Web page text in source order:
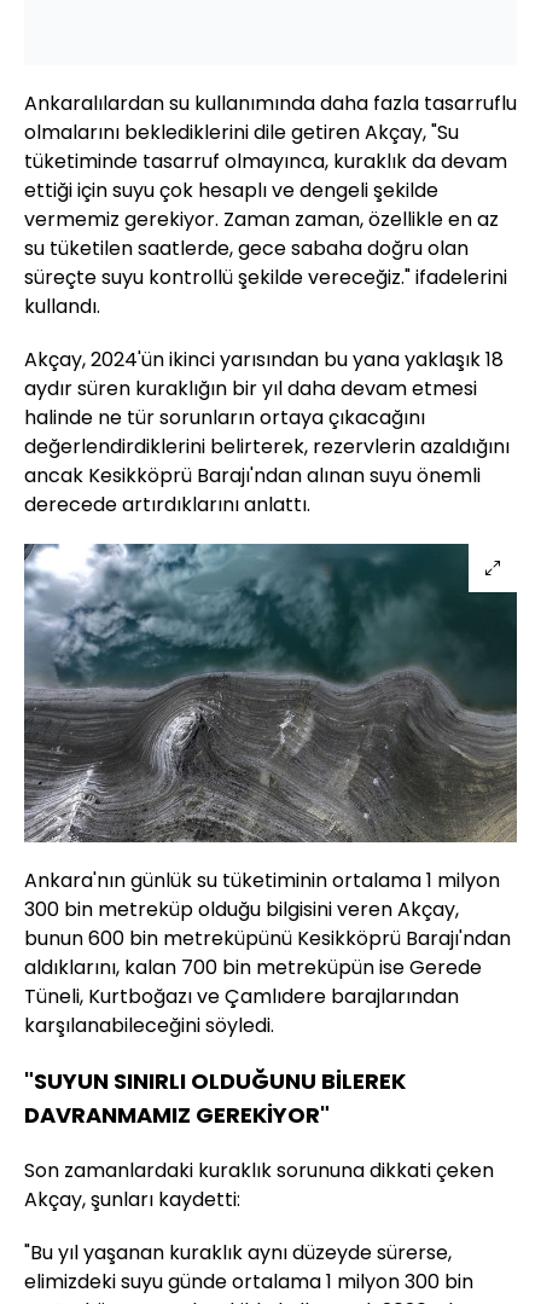
Ankaralılardan su kullanımında daha fazla tasarruflu
olmalarını beklediklerini dile getiren Akçay, "Su
tüketiminde tasarruf olmayınca, kuraklık da devam
ettiği için suyu çok hesaplı ve dengeli şekilde
vermemiz gerekiyor. Zaman zaman, özellikle en az
su tüketilen saatlerde, gece sabaha doğru olan
süreçte suyu kontrollü şekilde vereceğiz." ifadelerini
kullandı.
Akçay, 2024'ün ikinci yarısından bu yana yaklaşık 18
aydır süren kuraklığın bir yıl daha devam etmesi
halinde ne tür sorunların ortaya çıkacağını
değerlendirdiklerini belirterek, rezervlerin azaldığını
ancak Kesikköprü Barajı'ndan alınan suyu önemli
derecede artırdıklarını anlattı.
Ankara'nın günlük su tüketiminin ortalama 1 milyon
300 bin metreküp olduğu bilgisini veren Akçay,
bunun 600 bin metreküpünü Kesikköprü Barajı'ndan
aldıklarını, kalan 700 bin metreküpün ise Gerede
Tüneli, Kurtboğazı ve Çamlıdere barajlarından
karşılanabileceğini söyledi.
"SUYUN SINIRLI OLDUĞUNU BİLEREK
DAVRANMAMIZ GEREKİYOR"
Son zamanlardaki kuraklık sorununa dikkati çeken
Akçay, şunları kaydetti:
"Bu yıl yaşanan kuraklık aynı düzeyde sürerse,
elimizdeki suyu günde ortalama 1 milyon 300 bin